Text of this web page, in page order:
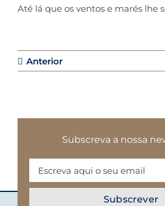
Até lá que os ventos e marés lhe
Anterior
Subscreva a nossa